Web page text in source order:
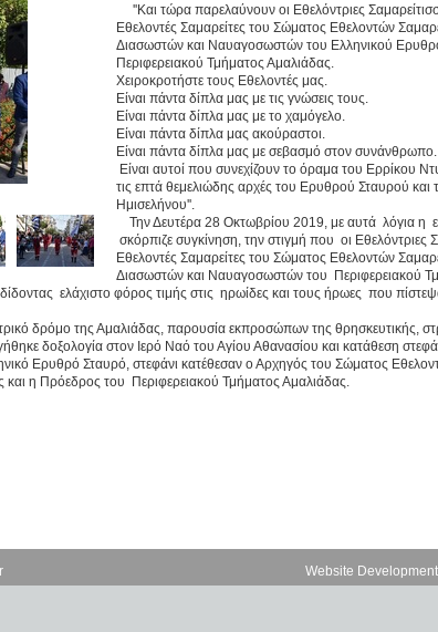
''Και τώρα παρελαύνουν οι Εθελόντριες
Εθελοντές Σαμαρείτες του Σώματος Εθελοντών
Διασωστών και Ναυαγοσωστών του Ελληνικού
Περιφερειακού Τμήματος Αμαλιάδας.
Χειροκροτήστε τους Εθελοντές μας.
Είναι πάντα δίπλα μας με τις γνώσεις τους.
Είναι πάντα δίπλα μας με το χαμόγελο.
Είναι πάντα δίπλα μας ακούραστοι.
Είναι πάντα δίπλα μας με σεβασμό στον συνάνθρωπο.
Είναι αυτοί που συνεχίζουν το όραμα του Ερρίκου
τις επτά θεμελιώδης αρχές του Ερυθρού Σταυρού και
Ημισελήνου''.
Την Δευτέρα 28 Οκτωβρίου 2019, με αυτά λόγια η
σκόρπιζε συγκίνηση, την στιγμή που οι Εθελόντριες
Εθελοντές Σαμαρείτες του Σώματος Εθελοντών
Διασωστών και Ναυαγοσωστών του Περιφερειακού
ελάχιστο φόρος τιμής στις ηρωίδες και τους ήρωες που
δρόμο της Αμαλιάδας, παρουσία εκπροσώπων της θρησκευτικής,
δοξολογία στον Ιερό Ναό του Αγίου Αθανασίου και κατάθεση
Ερυθρό Σταυρό, στεφάνι κατέθεσαν ο Αρχηγός του Σώματος
η Πρόεδρος του Περιφερειακού Τμήματος Αμαλιάδας.
Website